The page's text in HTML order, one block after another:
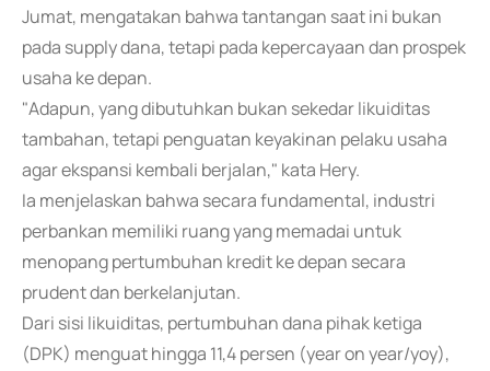
Jumat, mengatakan bahwa tantangan saat ini bukan
pada supply dana, tetapi pada kepercayaan dan prospek
usaha ke depan.
"Adapun, yang dibutuhkan bukan sekedar likuiditas
tambahan, tetapi penguatan keyakinan pelaku usaha
agar ekspansi kembali berjalan," kata Hery.
Ia menjelaskan bahwa secara fundamental, industri
perbankan memiliki ruang yang memadai untuk
menopang pertumbuhan kredit ke depan secara
prudent dan berkelanjutan.
Dari sisi likuiditas, pertumbuhan dana pihak ketiga
(DPK) menguat hingga 11,4 persen (year on year/yoy),